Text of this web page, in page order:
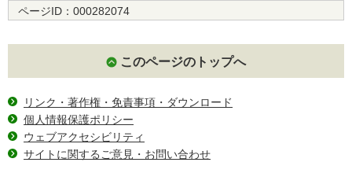
ページID： 000282074
このページのトップへ
リンク・著作権・免責事項・ダウンロード
個人情報保護ポリシー
ウェブアクセシビリティ
サイトに関するご意見・お問い合わせ